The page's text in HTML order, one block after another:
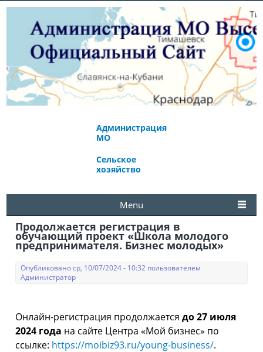
Администрация
МО
Сельское
хозяйство
Menu
Продолжается регистрация в
обучающий проект «Школа молодого
предпринимателя. Бизнес молодых»
Опубликовано ср, 10/07/2024 - 10:32 пользователем
Администратор
Онлайн-регистрация продолжаетсядо 27 июля
2024 года на сайте Центра «Мой бизнес» по
ссылке: https://moibiz93.ru/young-business/.